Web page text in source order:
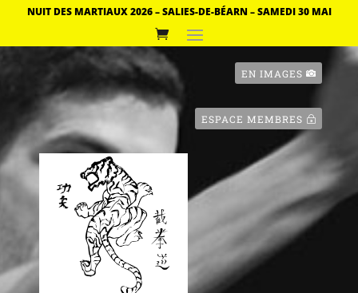
NUIT DES MARTIAUX 2026 – SALIES-DE-BÉARN – SAMEDI 30 MAI
EN IMAGES
ESPACE MEMBRES